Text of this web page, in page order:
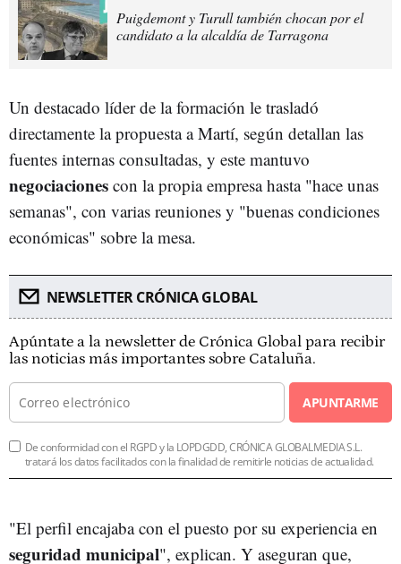
Puigdemont y Turull también chocan por el
candidato a la alcaldía de Tarragona
Un destacado líder de la formación le trasladó
directamente la propuesta a Martí, según detallan las
fuentes internas consultadas, y este mantuvo
negociaciones con la propia empresa hasta "hace unas
semanas", con varias reuniones y "buenas condiciones
económicas" sobre la mesa.
NEWSLETTER CRÓNICA GLOBAL
Apúntate a la newsletter de Crónica Global para recibir
las noticias más importantes sobre Cataluña.
APUNTARME
De conformidad con el RGPD y la LOPDGDD, CRÓNICA GLOBALMEDIA S.L.
tratará los datos facilitados con la finalidad de remitirle noticias de actualidad.
"El perfil encajaba con el puesto por su experiencia en
seguridad municipal", explican. Y aseguran que,